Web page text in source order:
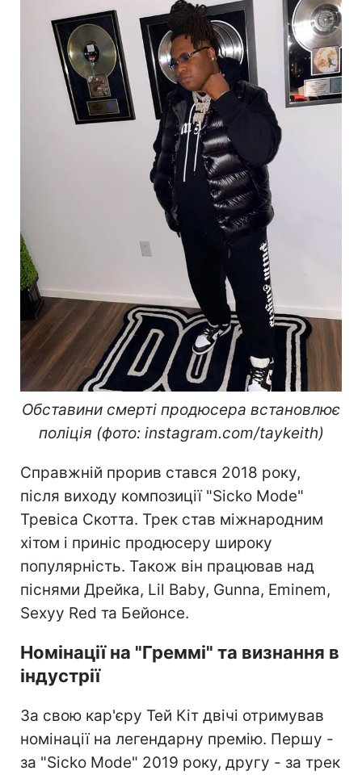
Обставини смерті продюсера встановлює
поліція (фото: instagram.com/taykeith)
Справжній прорив стався 2018 року,
після виходу композиції "Sicko Mode"
Тревіса Скотта. Трек став міжнародним
хітом і приніс продюсеру широку
популярність. Також він працював над
піснями Дрейка, Lil Baby, Gunna, Eminem,
Sexyy Red та Бейонсе.
Номінації на "Греммі" та визнання в
індустрії
За свою кар'єру Тей Кіт двічі отримував
номінації на легендарну премію. Першу -
за "Sicko Mode" 2019 року, другу - за трек